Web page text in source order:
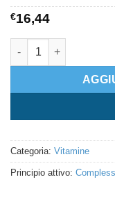
€16,44
Nutrolin-B Syrup
Categoria: Vitamine
Principio attivo: